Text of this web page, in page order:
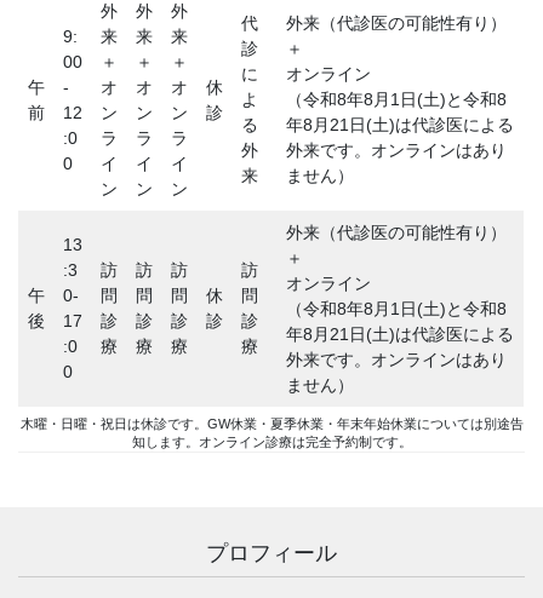
午
前
9:
00
-
12
:0
0
外
来
＋
オ
ン
ラ
イ
ン
外
来
＋
オ
ン
ラ
イ
ン
外
来
＋
オ
ン
ラ
イ
ン
休
診
代
診
に
よ
る
外
来
外来（代診医の可能性有り）
＋
オンライン
（令和8年8月1日(土)と令和8
年8月21日(土)は代診医による
外来です。オンラインはあり
ません）
午
後
13
:3
0-
17
:0
0
訪
問
診
療
訪
問
診
療
訪
問
診
療
休
診
訪
問
診
療
外来（代診医の可能性有り）
＋
オンライン
（令和8年8月1日(土)と令和8
年8月21日(土)は代診医による
外来です。オンラインはあり
ません）
木曜・日曜・祝日は休診です。GW休業・夏季休業・年末年始休業については別途告
知します。オンライン診療は完全予約制です。
プロフィール